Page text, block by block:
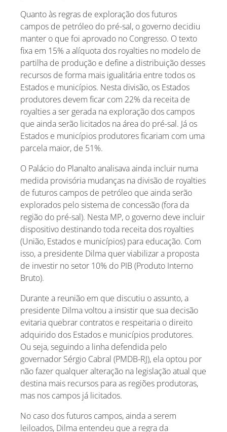
Quanto às regras de exploração dos futuros
campos de petróleo do pré-sal, o governo decidiu
manter o que foi aprovado no Congresso. O texto
fixa em 15% a alíquota dos royalties no modelo de
partilha de produção e define a distribuição desses
recursos de forma mais igualitária entre todos os
Estados e municípios. Nesta divisão, os Estados
produtores devem ficar com 22% da receita de
royalties a ser gerada na exploração dos campos
que ainda serão licitados na área do pré-sal. Já os
Estados e municípios produtores ficariam com uma
parcela maior, de 51%.
O Palácio do Planalto analisava ainda incluir numa
medida provisória mudanças na divisão de royalties
de futuros campos de petróleo que ainda serão
explorados pelo sistema de concessão (fora da
região do pré-sal). Nesta MP, o governo deve incluir
dispositivo destinando toda receita dos royalties
(União, Estados e municípios) para educação. Com
isso, a presidente Dilma quer viabilizar a proposta
de investir no setor 10% do PIB (Produto Interno
Bruto).
Durante a reunião em que discutiu o assunto, a
presidente Dilma voltou a insistir que sua decisão
evitaria quebrar contratos e respeitaria o direito
adquirido dos Estados e municípios produtores.
Ou seja, seguindo a linha defendida pelo
governador Sérgio Cabral (PMDB-RJ), ela optou por
não fazer qualquer alteração na legislação atual que
destina mais recursos para as regiões produtoras,
mas nos campos já licitados.
No caso dos futuros campos, ainda a serem
leiloados, Dilma entendeu que a regra da